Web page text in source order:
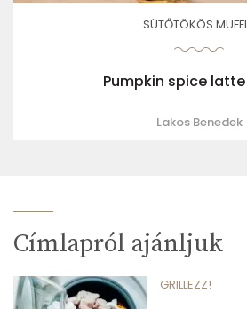
SÜTŐTÖKÖS
Pumpkin spice
Lakos Benedek
Címlapról ajánljuk
GRILLEZZ!